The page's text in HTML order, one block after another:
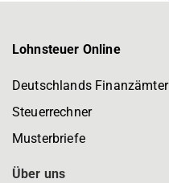
Lohnsteuer Online
Deutschlands Finanzämter
Steuerrechner
Musterbriefe
Über uns